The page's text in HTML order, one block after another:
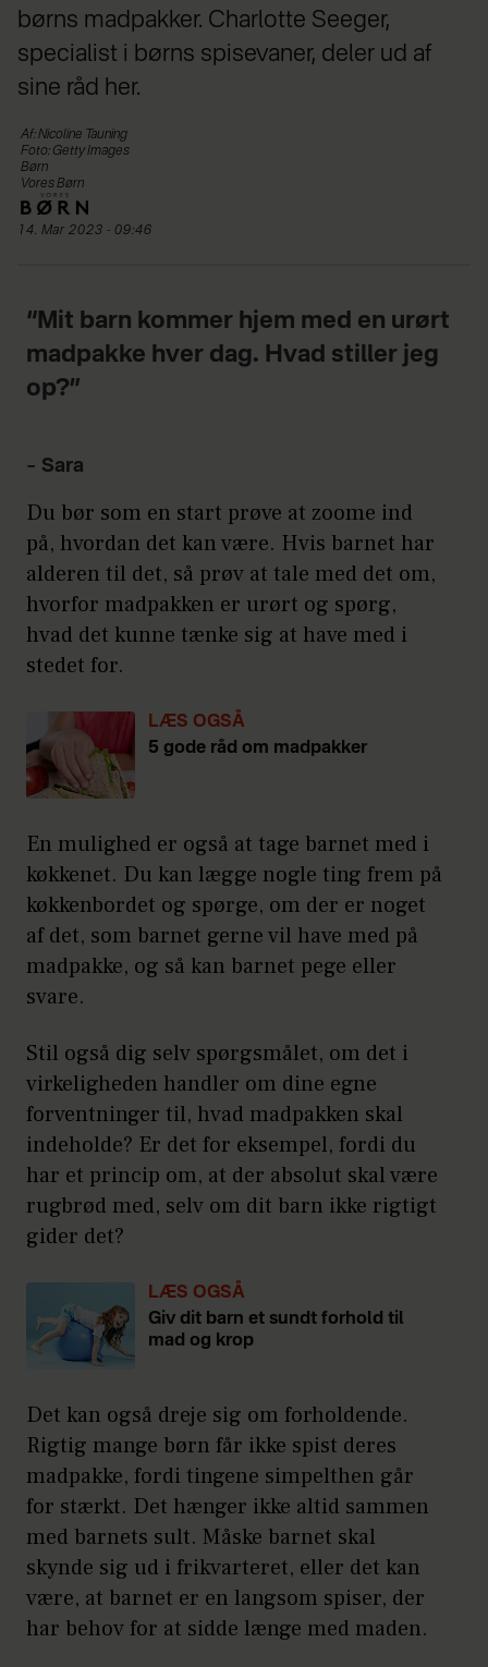
børns madpakker. Charlotte Seeger,
specialist i børns spisevaner, deler ud af
sine råd her.
Af: Nicoline Tauning
Foto: Getty Images
Børn
Vores Børn
14. Mar 2023 - 09:46
“Mit barn kommer hjem med en urørt
madpakke hver dag. Hvad stiller jeg
op?”
– Sara
Du bør som en start prøve at zoome ind
på, hvordan det kan være. Hvis barnet har
alderen til det, så prøv at tale med det om,
hvorfor madpakken er urørt og spørg,
hvad det kunne tænke sig at have med i
stedet for.
LÆS OGSÅ
5 gode råd om madpakker
En mulighed er også at tage barnet med i
køkkenet. Du kan lægge nogle ting frem på
køkkenbordet og spørge, om der er noget
af det, som barnet gerne vil have med på
madpakke, og så kan barnet pege eller
svare.
Stil også dig selv spørgsmålet, om det i
virkeligheden handler om dine egne
forventninger til, hvad madpakken skal
indeholde? Er det for eksempel, fordi du
har et princip om, at der absolut skal være
rugbrød med, selv om dit barn ikke rigtigt
gider det?
LÆS OGSÅ
Giv dit barn et sundt forhold til
mad og krop
Det kan også dreje sig om forholdende.
Rigtig mange børn får ikke spist deres
madpakke, fordi tingene simpelthen går
for stærkt. Det hænger ikke altid sammen
med barnets sult. Måske barnet skal
skynde sig ud i frikvarteret, eller det kan
være, at barnet er en langsom spiser, der
har behov for at sidde længe med maden.